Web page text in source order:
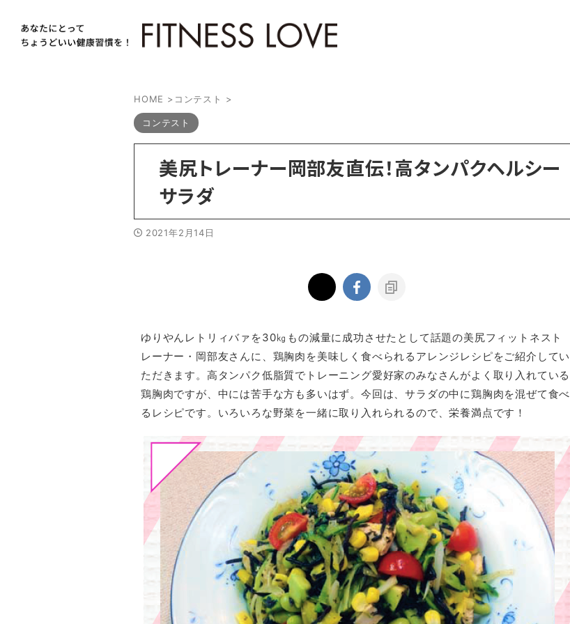
HOME > コンテスト >
コンテスト
美尻トレーナー岡部友直伝！高タンパクヘルシー
サラダ
2021年2月14日
ゆりやんレトリィバァを30㎏もの減量に成功させたとして話題の美尻フィットネスト
レーナー・岡部友さんに、鶏胸肉を美味しく食べられるアレンジレシピをご紹介してい
ただきます。高タンパク低脂質でトレーニング愛好家のみなさんがよく取り入れている
鶏胸肉ですが、中には苦手な方も多いはず。今回は、サラダの中に鶏胸肉を混ぜて食べ
るレシピです。いろいろな野菜を一緒に取り入れられるので、栄養満点です！